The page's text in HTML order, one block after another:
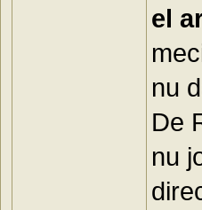
el
nu
De
nu